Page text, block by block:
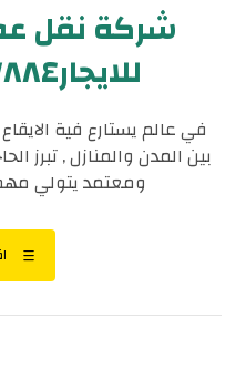
شركة نقل
للايجار٠٠٢٠١٥١٥٨٠٧٨٨٤
في عالم يستارع فية
بين المدن والمنازل , تبرز
ومعتمد يتولي